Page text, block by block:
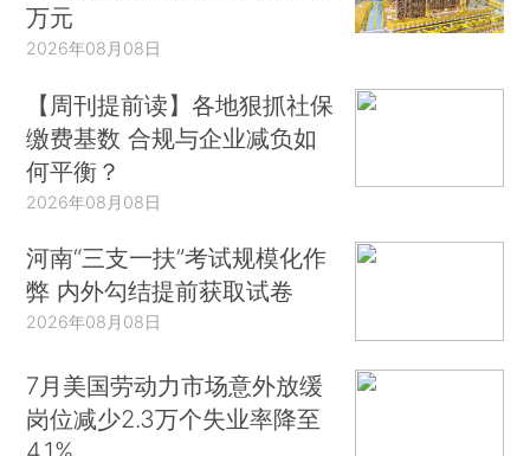
万元
2026年08月08日
【周刊提前读】各地狠抓社保
缴费基数 合规与企业减负如
何平衡？
2026年08月08日
河南“三支一扶”考试规模化作
弊 内外勾结提前获取试卷
2026年08月08日
7月美国劳动力市场意外放缓
岗位减少2.3万个失业率降至